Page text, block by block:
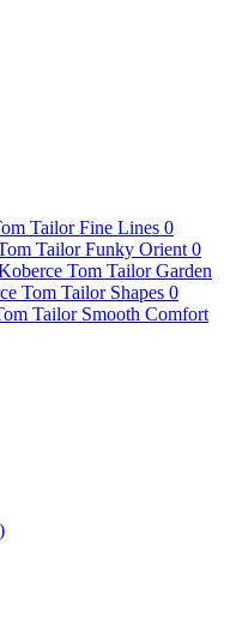
Tailor Fine Lines 0
Tailor Funky Orient 0
Tom Tailor Garden
Tom Tailor Shapes 0
Tailor Smooth Comfort